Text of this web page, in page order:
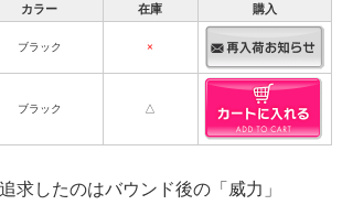
カラー 在庫 購入
ブラック ×
ブラック △
求したのはバウンド後の「威力」